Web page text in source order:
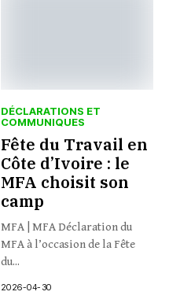
DÉCLARATIONS ET
COMMUNIQUES
Fête du Travail en
Côte d’Ivoire : le
MFA choisit son
camp
MFA | MFA Déclaration du
MFA à l’occasion de la Fête
du...
2026-04-30